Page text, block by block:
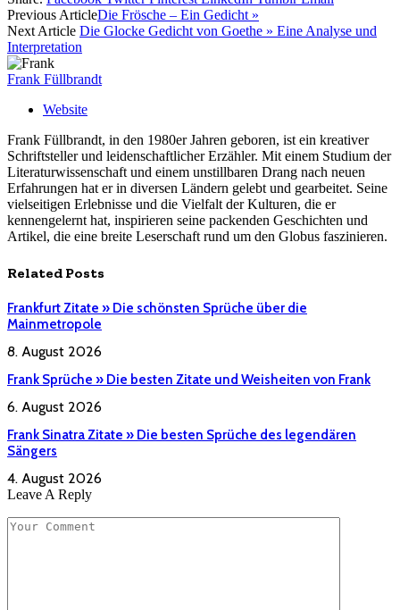
Previous ArticleDie Frösche – Ein Gedicht »
Next Article Die Glocke Gedicht von Goethe » Eine Analyse und
Interpretation
Frank Füllbrandt
Website
Frank Füllbrandt, in den 1980er Jahren geboren, ist ein kreativer
Schriftsteller und leidenschaftlicher Erzähler. Mit einem Studium der
Literaturwissenschaft und einem unstillbaren Drang nach neuen
Erfahrungen hat er in diversen Ländern gelebt und gearbeitet. Seine
vielseitigen Erlebnisse und die Vielfalt der Kulturen, die er
kennengelernt hat, inspirieren seine packenden Geschichten und
Artikel, die eine breite Leserschaft rund um den Globus faszinieren.
Related Posts
Frankfurt Zitate » Die schönsten Sprüche über die
Mainmetropole
8. August 2026
Frank Sprüche » Die besten Zitate und Weisheiten von Frank
6. August 2026
Frank Sinatra Zitate » Die besten Sprüche des legendären
Sängers
4. August 2026
Leave A Reply